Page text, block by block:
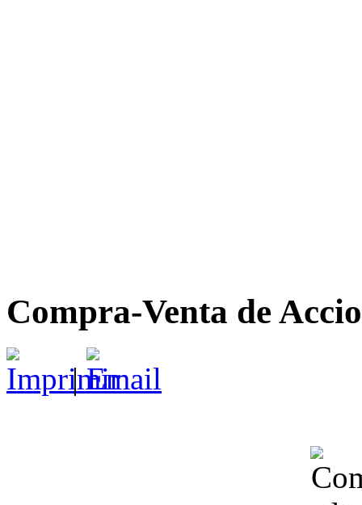
Compra-Venta de
|